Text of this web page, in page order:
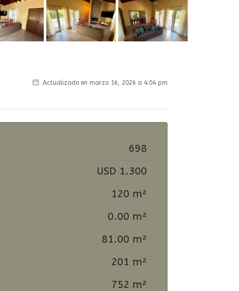
Actualizado en marzo 16, 2026 a 4:04 pm
698
USD 1.300
120 m²
0.00 m²
81.00 m²
201 m²
752 m²